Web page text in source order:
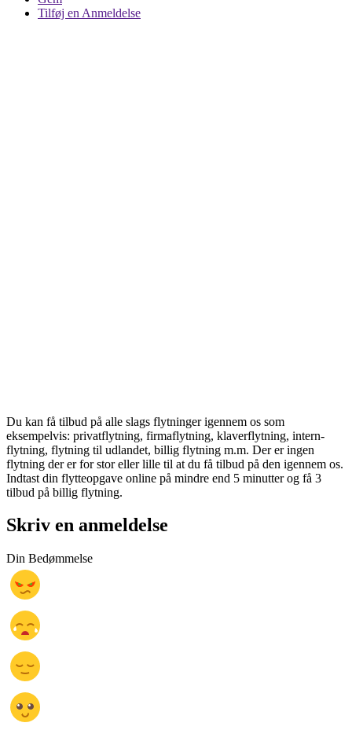
Tilføj en Anmeldelse
Du kan få tilbud på alle slags flytninger igennem os som
eksempelvis: privatflytning, firmaflytning, klaverflytning, intern-
flytning, flytning til udlandet, billig flytning m.m. Der er ingen
flytning der er for stor eller lille til at du få tilbud på den igennem os.
Indtast din flytteopgave online på mindre end 5 minutter og få 3
tilbud på billig flytning.
Skriv en anmeldelse
Din Bedømmelse